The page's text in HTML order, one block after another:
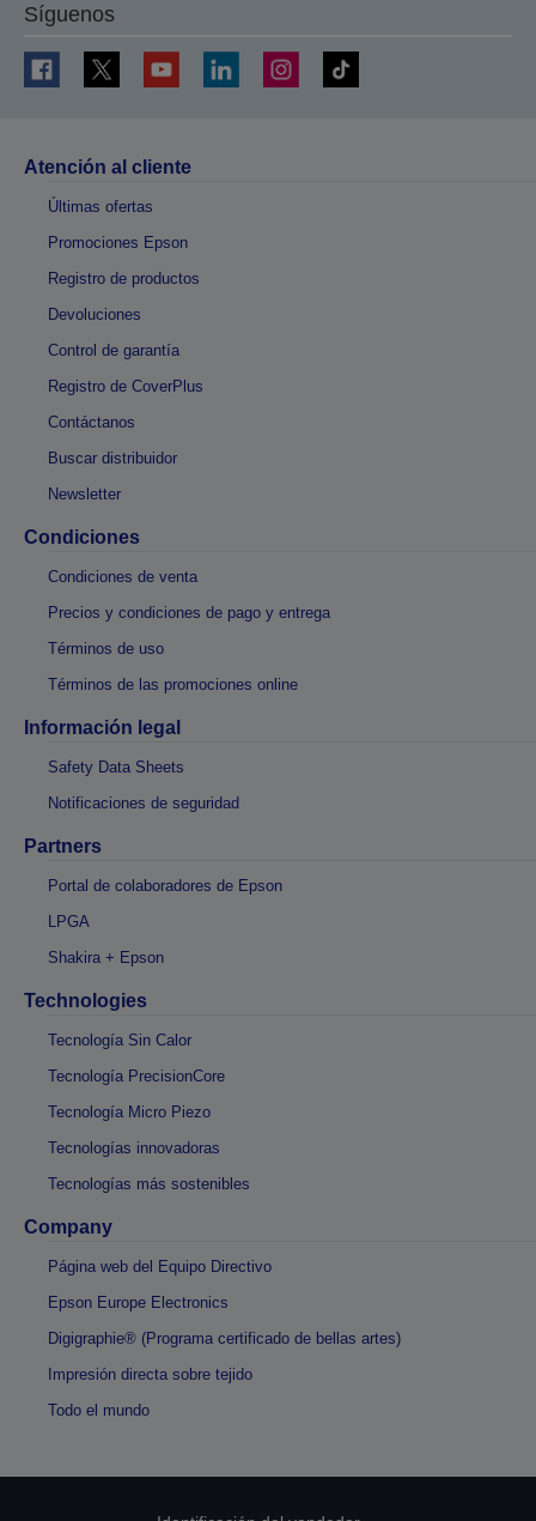
Síguenos
Atención al cliente
Últimas ofertas
Promociones Epson
Registro de productos
Devoluciones
Control de garantía
Registro de CoverPlus
Contáctanos
Buscar distribuidor
Newsletter
Condiciones
Condiciones de venta
Precios y condiciones de pago y entrega
Términos de uso
Términos de las promociones online
Información legal
Safety Data Sheets
Notificaciones de seguridad
Partners
Portal de colaboradores de Epson
LPGA
Shakira + Epson
Technologies
Tecnología Sin Calor
Tecnología PrecisionCore
Tecnología Micro Piezo
Tecnologías innovadoras
Tecnologías más sostenibles
Company
Página web del Equipo Directivo
Epson Europe Electronics
Digigraphie® (Programa certificado de bellas artes)
Impresión directa sobre tejido
Todo el mundo